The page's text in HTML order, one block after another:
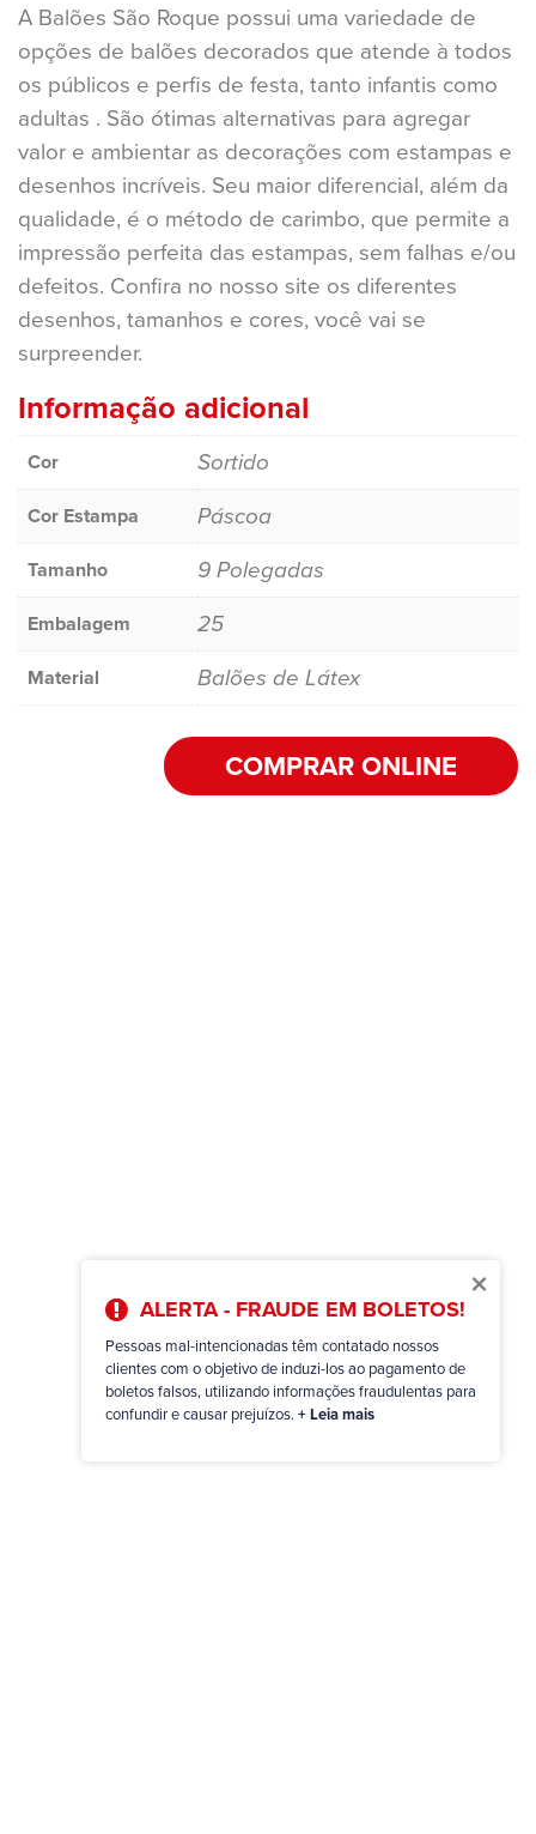
×
ALERTA - FRAUDE EM BOLETOS!
Pessoas mal-intencionadas têm contatado nossos
clientes com o objetivo de induzi-los ao pagamento de
boletos falsos, utilizando informações fraudulentas para
confundir e causar prejuízos. + Leia mais
A Balões São Roque possui uma variedade de
opções de balões decorados que atende à todos
os públicos e perfis de festa, tanto infantis como
adultas . São ótimas alternativas para agregar
valor e ambientar as decorações com estampas e
desenhos incríveis. Seu maior diferencial, além da
qualidade, é o método de carimbo, que permite a
impressão perfeita das estampas, sem falhas e/ou
defeitos. Confira no nosso site os diferentes
desenhos, tamanhos e cores, você vai se
surpreender.
Informação adicional
Cor Sortido
Cor Estampa Páscoa
Tamanho 9 Polegadas
Embalagem 25
Material Balões de Látex
COMPRAR ONLINE